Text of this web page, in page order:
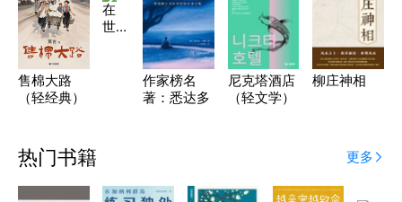
售棉大路
（轻经典）
在
世
作家榜名
著：悉达多
尼克塔酒店
（轻文学）
柳庄神相
热门书籍 更多